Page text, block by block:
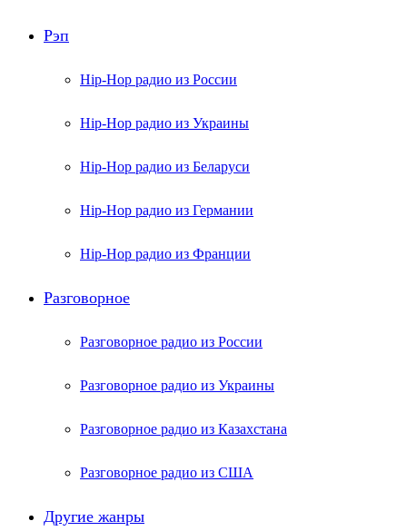
Рэп
Hip-Hop радио из России
Hip-Hop радио из Украины
Hip-Hop радио из Беларуси
Hip-Hop радио из Германии
Hip-Hop радио из Франции
Разговорное
Разговорное радио из России
Разговорное радио из Украины
Разговорное радио из Казахстана
Разговорное радио из США
Другие жанры